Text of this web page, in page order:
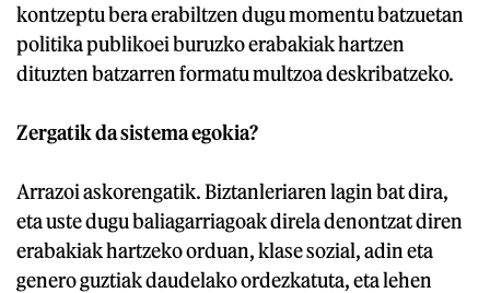
kontzeptu bera erabiltzen dugu momentu batzuetan
politika publikoei buruzko erabakiak hartzen
dituzten batzarren formatu multzoa deskribatzeko.
Zergatik da sistema egokia?
Arrazoi askorengatik. Biztanleriaren lagin bat dira,
eta uste dugu baliagarriagoak direla denontzat diren
erabakiak hartzeko orduan, klase sozial, adin eta
genero guztiak daudelako ordezkatuta, eta lehen